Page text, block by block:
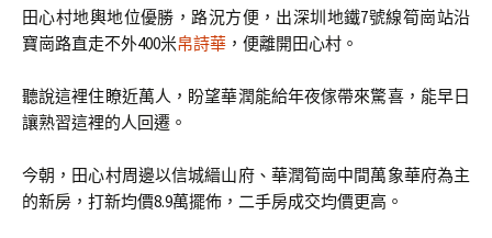
田心村地輿地位優勝，路況方便，出深圳地鐵7號線筍崗站沿
寶崗路直走不外400米帛詩華 ，便離開田心村。
聽說這裡住瞭近萬人，盼望華潤能給年夜傢帶來驚喜，能早日
讓熟習這裡的人回遷。
今朝，田心村周邊以信城縉山府、華潤筍崗中間萬象華府為主
的新房，打新均價8.9萬擺佈，二手房成交均價更高。